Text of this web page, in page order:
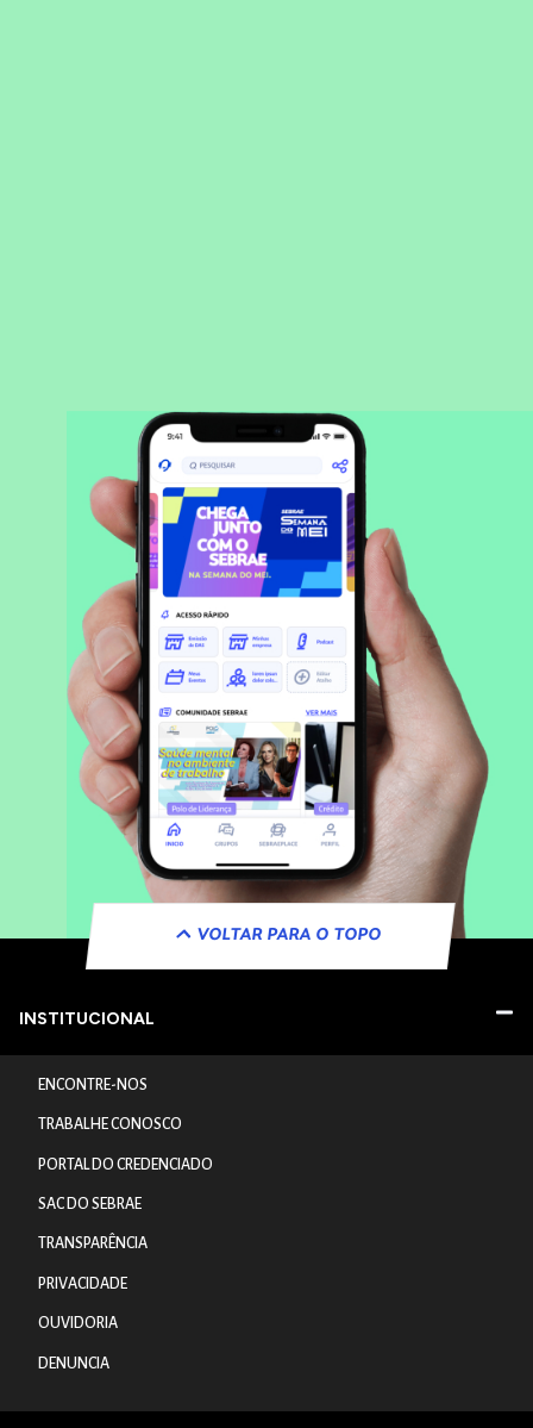
VOLTAR PARA O TOPO
INSTITUCIONAL
ENCONTRE-NOS
TRABALHE CONOSCO
PORTAL DO CREDENCIADO
SAC DO SEBRAE
TRANSPARÊNCIA
PRIVACIDADE
OUVIDORIA
DENUNCIA